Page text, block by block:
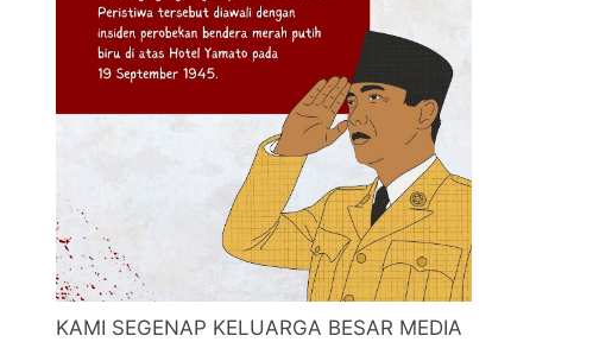
KAMI SEGENAP KELUARGA BESAR MEDIA